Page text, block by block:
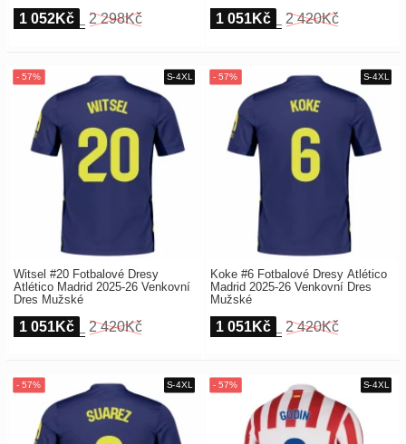
1 052Kč 2 298Kč 1 051Kč 2 420Kč
Witsel #20 Fotbalové Dresy
Atlético Madrid 2025-26 Venkovní
Dres Mužské
1 051Kč 2 420Kč
Koke #6 Fotbalové Dresy Atlético
Madrid 2025-26 Venkovní Dres
Mužské
1 051Kč 2 420Kč